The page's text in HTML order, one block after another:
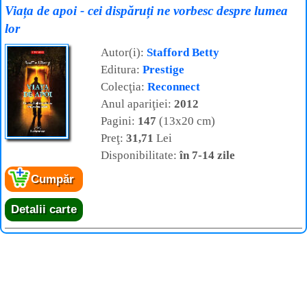
Viața de apoi - cei dispăruți ne vorbesc despre lumea
lor
Cumpăr
Detalii carte
Autor(i): Stafford Betty
Editura: Prestige
Colecţia: Reconnect
Anul apariţiei: 2012
Pagini: 147 (13x20 cm)
Preţ: 31,71 Lei
Disponibilitate:în 7-14 zile